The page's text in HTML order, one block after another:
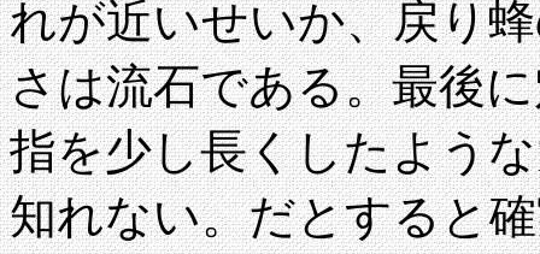
れが近いせいか、戻り
さは流石である。最後
指を少し長くしたよう
知れない。だとすると